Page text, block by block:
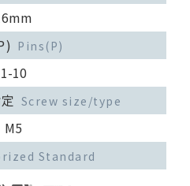
Pins(P)
1-10
Screw size/type
M5
Standard